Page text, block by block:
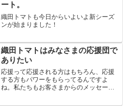
ート。
織田トマトも今日からいよいよ新シーズ
ンが始まりました！
織田トマトはみなさまの応援団で
ありたい
応援って応援される方はもちろん、応援
する方もパワーをもらってるんですよ
ね。私たちもお客さまからのメッセージ